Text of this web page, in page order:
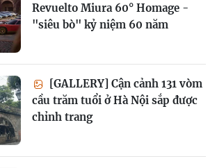
Revuelto Miura 60° Homage -
"siêu bò" kỷ niệm 60 năm
[GALLERY] Cận cảnh 131 vòm
cầu trăm tuổi ở Hà Nội sắp được
chỉnh trang